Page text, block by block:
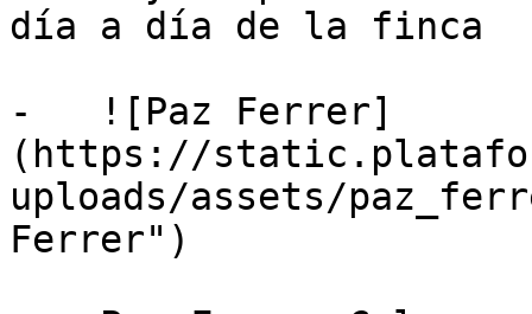
día a día de la finca
-   ![Paz Ferrer]
(https://
uploads/assets/
Ferrer")